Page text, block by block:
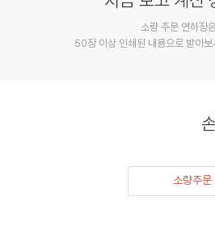
소량 주문 연하장
50장 이상 인쇄된 내용으로 받아
소량주문